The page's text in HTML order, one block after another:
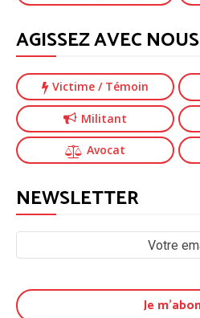
AGISSEZ AVEC NOUS
Victime / Témoin
Militant
Avocat
NEWSLETTER